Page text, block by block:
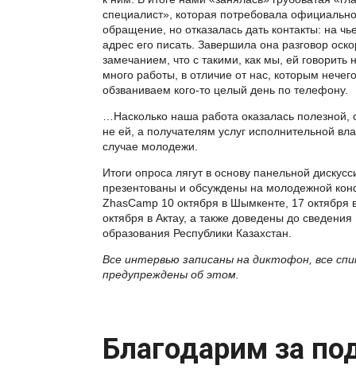
специалист», которая потребовала
обращение, но отказалась дать контакты: на
адрес его писать. Завершила она разговор
замечанием, что с такими, как мы, ей говорить
много работы, в отличие от нас, которым
обзваниваем кого-то целый день по телефону.
…Насколько наша работа оказалась полезной,
не ей, а получателям услуг исполнительной
случае молодежи.
Итоги опроса лягут в основу панельной
презентованы и обсуждены на молодежной
ZhasCamp 10 октября в Шымкенте, 17 октября
октября в Актау, а также доведены до
образования Республики Казахстан.
Все интервью записаны на диктофон, все
предупреждены об этом.
Благодарим за